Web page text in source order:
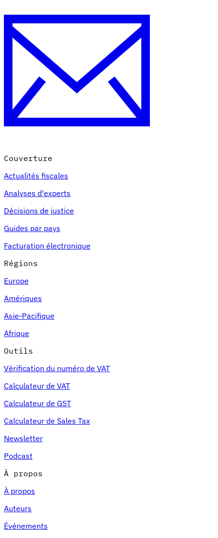
Couverture
Actualités fiscales
Analyses d'experts
Décisions de justice
Guides par pays
Facturation électronique
Régions
Europe
Amériques
Asie-Pacifique
Afrique
Outils
Vérification du numéro de VAT
Calculateur de VAT
Calculateur de GST
Calculateur de Sales Tax
Newsletter
Podcast
À propos
À propos
Auteurs
Événements